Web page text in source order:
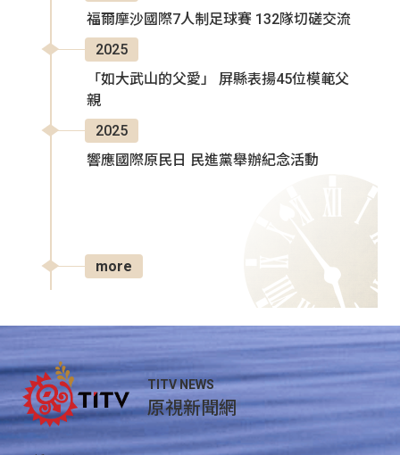
福爾摩沙國際7人制足球賽 132隊切磋交流
2025
「如大武山的父愛」 屏縣表揚45位模範父
親
2025
響應國際原民日 民進黨舉辦紀念活動
more
TITV NEWS
原視新聞網